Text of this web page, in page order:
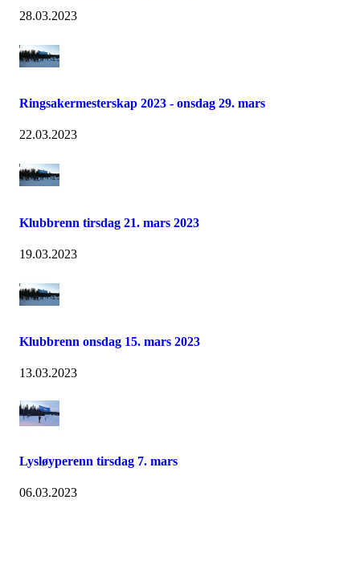
28.03.2023
Ringsakermesterskap 2023 - onsdag 29. mars
22.03.2023
Klubbrenn tirsdag 21. mars 2023
19.03.2023
Klubbrenn onsdag 15. mars 2023
13.03.2023
Lysløyperenn tirsdag 7. mars
06.03.2023